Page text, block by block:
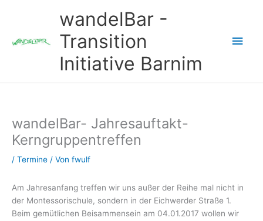
wandelBar -
Transition
Initiative Barnim
wandelBar- Jahresauftakt-
Kerngruppentreffen
/ Termine / Von fwulf
Am Jahresanfang treffen wir uns außer der Reihe mal nicht in
der Montessorischule, sondern in der Eichwerder Straße 1.
Beim gemütlichen Beisammensein am 04.01.2017 wollen wir